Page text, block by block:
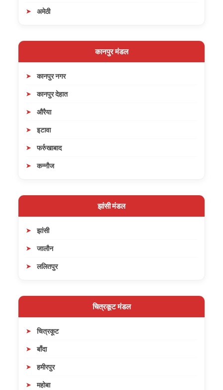
अमेठी
कानपुर मंडल
कानपुर नगर
कानपुर देहात
औरैया
इटावा
फर्रुखाबाद
कन्नौज
झांसी मंडल
झांसी
जालौन
ललितपुर
चित्रकूट मंडल
चित्रकूट
बाँदा
हमीरपुर
महोबा